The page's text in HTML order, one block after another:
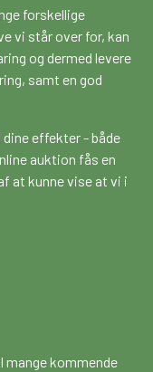
forskellige
vi står over for, kan
og dermed levere
samt en god
effekter - både
auktion fås en
at kunne vise at vi i
mange kommende